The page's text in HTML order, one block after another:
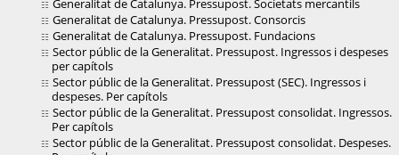
Generalitat de Catalunya. Pressupost. Societats mercantils
Generalitat de Catalunya. Pressupost. Consorcis
Generalitat de Catalunya. Pressupost. Fundacions
Sector públic de la Generalitat. Pressupost. Ingressos i despeses
per capítols
Sector públic de la Generalitat. Pressupost (SEC). Ingressos i
despeses. Per capítols
Sector públic de la Generalitat. Pressupost consolidat. Ingressos.
Per capítols
Sector públic de la Generalitat. Pressupost consolidat. Despeses.